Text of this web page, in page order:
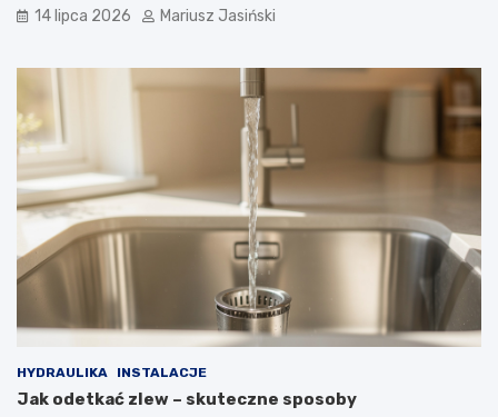
14 lipca 2026 Mariusz Jasiński
HYDRAULIKA INSTALACJE
Jak odetkać zlew – skuteczne sposoby